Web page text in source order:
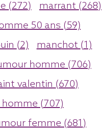
(272)
marrant (268)
50 ans (59)
(2)
manchot (1)
homme (706)
valentin (670)
(707)
femme (681)